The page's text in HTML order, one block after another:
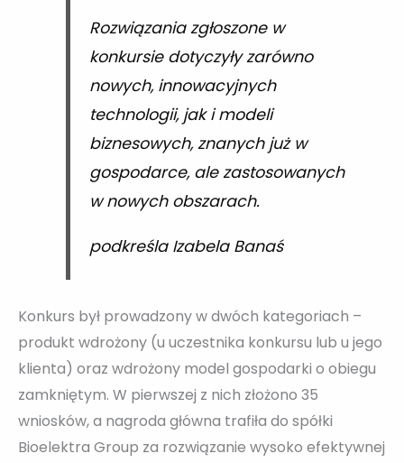
Rozwiązania zgłoszone w
konkursie dotyczyły zarówno
nowych, innowacyjnych
technologii, jak i modeli
biznesowych, znanych już w
gospodarce, ale zastosowanych
w nowych obszarach.
podkreśla Izabela Banaś
Konkurs był prowadzony w dwóch kategoriach –
produkt wdrożony (u uczestnika konkursu lub u jego
klienta) oraz wdrożony model gospodarki o obiegu
zamkniętym. W pierwszej z nich złożono 35
wniosków, a nagroda główna trafiła do spółki
Bioelektra Group za rozwiązanie wysoko efektywnej